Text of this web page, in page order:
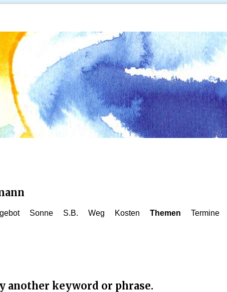
Sonne S.B. Weg Kosten Themen Termine
another keyword or phrase.